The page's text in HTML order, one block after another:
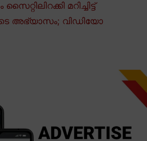
മറിച്ചിട്ട്
അഭ്യാസം; വിഡിയോ